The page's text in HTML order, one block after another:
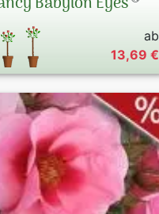
ab
13,69 €